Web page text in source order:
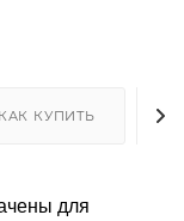
КАК КУПИТЬ
для